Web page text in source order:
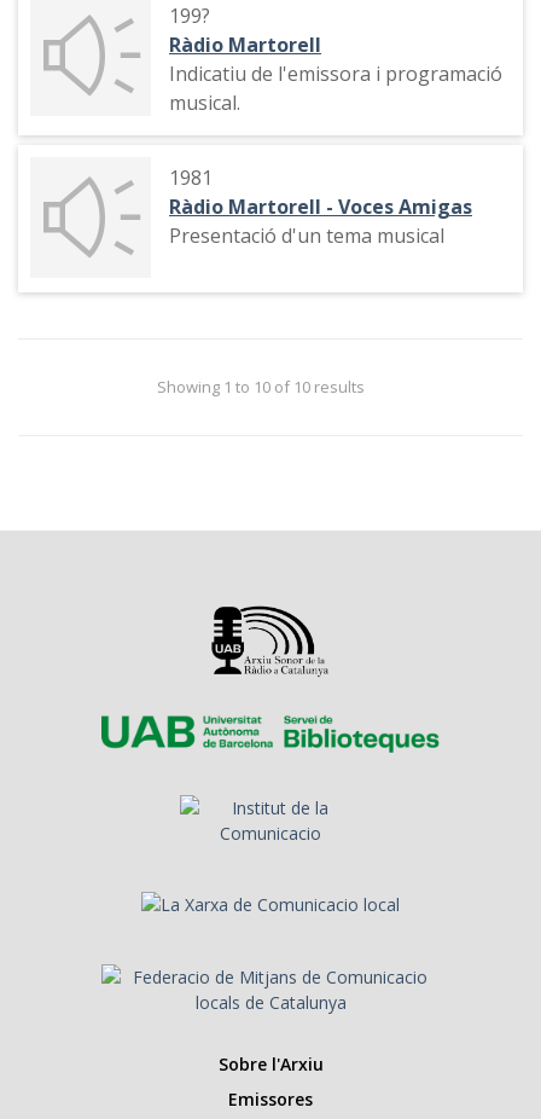
199?
Ràdio Martorell
Indicatiu de l'emissora i programació
musical.
1981
Ràdio Martorell - Voces Amigas
Presentació d'un tema musical
Showing 1 to 10 of 10 results
Sobre l'Arxiu
Emissores